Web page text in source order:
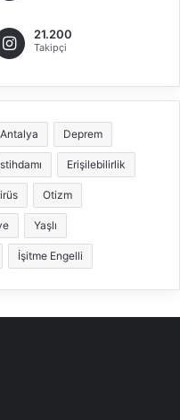
21.200
Takipçi
Antalya Deprem
Erişilebilirlik
Otizm
Yaşlı
İşitme Engelli